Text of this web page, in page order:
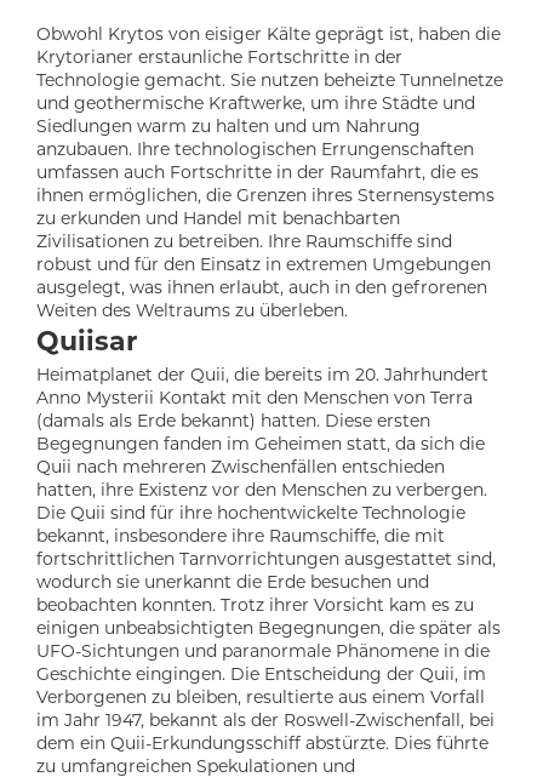
Obwohl Krytos von eisiger Kälte geprägt ist, haben die
Krytorianer erstaunliche Fortschritte in der
Technologie gemacht. Sie nutzen beheizte Tunnelnetze
und geothermische Kraftwerke, um ihre Städte und
Siedlungen warm zu halten und um Nahrung
anzubauen. Ihre technologischen Errungenschaften
umfassen auch Fortschritte in der Raumfahrt, die es
ihnen ermöglichen, die Grenzen ihres Sternensystems
zu erkunden und Handel mit benachbarten
Zivilisationen zu betreiben. Ihre Raumschiffe sind
robust und für den Einsatz in extremen Umgebungen
ausgelegt, was ihnen erlaubt, auch in den gefrorenen
Weiten des Weltraums zu überleben.
Quiisar
Heimatplanet der Quii, die bereits im 20. Jahrhundert
Anno Mysterii Kontakt mit den Menschen von Terra
(damals als Erde bekannt) hatten. Diese ersten
Begegnungen fanden im Geheimen statt, da sich die
Quii nach mehreren Zwischenfällen entschieden
hatten, ihre Existenz vor den Menschen zu verbergen.
Die Quii sind für ihre hochentwickelte Technologie
bekannt, insbesondere ihre Raumschiffe, die mit
fortschrittlichen Tarnvorrichtungen ausgestattet sind,
wodurch sie unerkannt die Erde besuchen und
beobachten konnten. Trotz ihrer Vorsicht kam es zu
einigen unbeabsichtigten Begegnungen, die später als
UFO-Sichtungen und paranormale Phänomene in die
Geschichte eingingen. Die Entscheidung der Quii, im
Verborgenen zu bleiben, resultierte aus einem Vorfall
im Jahr 1947, bekannt als der Roswell-Zwischenfall, bei
dem ein Quii-Erkundungsschiff abstürzte. Dies führte
zu umfangreichen Spekulationen und